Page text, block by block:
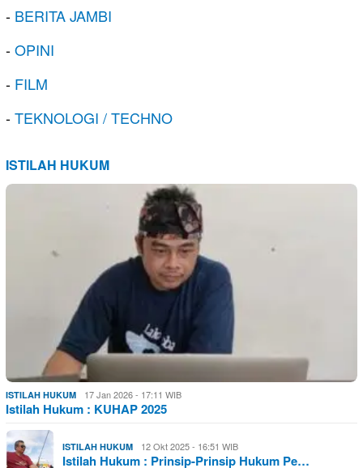
- BERITA JAMBI
-OPINI
- FILM
-TEKNOLOGI / TECHNO
ISTILAH HUKUM
ISTILAH HUKUM 17 Jan 2026 - 17:11 WIB
Istilah Hukum : KUHAP 2025
ISTILAH HUKUM 12 Okt 2025 - 16:51 WIB
Istilah Hukum : Prinsip-Prinsip Hukum Pe…